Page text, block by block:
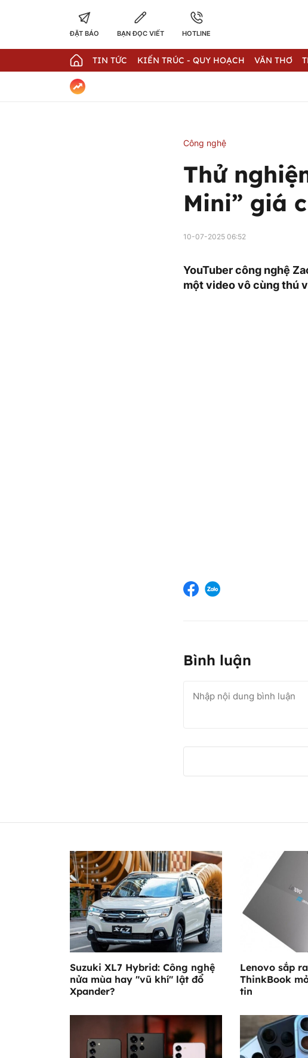
ĐẶT BÁO BẠN ĐỌC VIẾT HOTLINE
TIN TỨC KIẾN TRÚC - QUY HOẠCH VĂN THƠ
Công nghệ
Thử
Mini” giá
10-07-2025 06:52
YouTuber công nghệ
một video vô cùng thú
Bình luận
Suzuki XL7 Hybrid: Công nghệ
nửa mùa hay "vũ khí" lật đổ
Xpander?
Lenovo sắp
ThinkBook
tin